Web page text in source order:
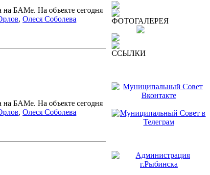
на БАМе. На объекте сегодня
, Олеся Соболева
на БАМе. На объекте сегодня
, Олеся Соболева
ФОТОГАЛЕРЕЯ
ССЫЛКИ